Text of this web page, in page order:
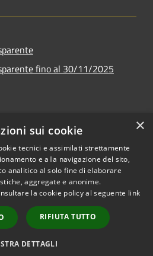
fino al 30/11/2025
Copyright © 2026 • Comune di
Ponteranica • Powered by
Municipium•
Accesso
redazione
×
sui cookie
tecnici e assimilati strettamente
e alla navigazione del sito,
analitico al solo fine di elaborare
aggregate e anonime.
la cookie policy al seguente link
RIFIUTA TUTTO
DETTAGLI